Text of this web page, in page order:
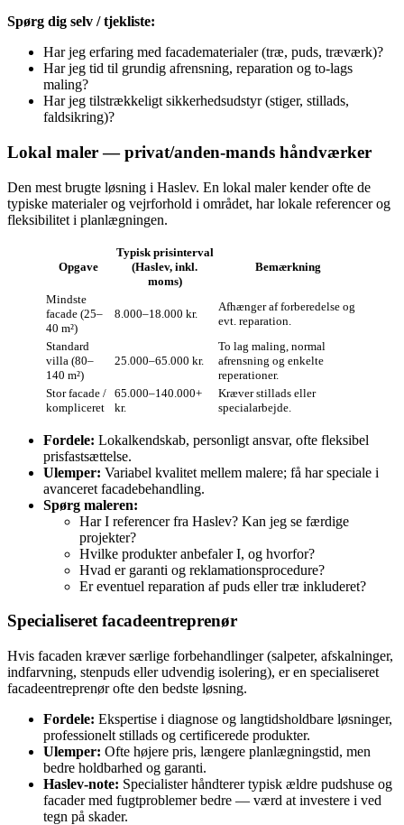
Spørg dig selv / tjekliste:
Har jeg erfaring med facadematerialer (træ, puds, træværk)?
Har jeg tid til grundig afrensning, reparation og to‑lags
maling?
Har jeg tilstrækkeligt sikkerhedsudstyr (stiger, stillads,
faldsikring)?
Lokal maler — privat/anden‑mands håndværker
Den mest brugte løsning i Haslev. En lokal maler kender ofte de
typiske materialer og vejrforhold i området, har lokale referencer og
fleksibilitet i planlægningen.
Opgave
Typisk prisinterval
(Haslev, inkl.
moms)
Bemærkning
Mindste
facade (25–
40 m²)
8.000–18.000 kr.
Afhænger af forberedelse og
evt. reparation.
Standard
villa (80–
140 m²)
25.000–65.000 kr.
To lag maling, normal
afrensning og enkelte
reperationer.
Stor facade /
kompliceret
65.000–140.000+
kr.
Kræver stillads eller
specialarbejde.
Fordele: Lokalkendskab, personligt ansvar, ofte fleksibel
prisfastsættelse.
Ulemper: Variabel kvalitet mellem malere; få har speciale i
avanceret facadebehandling.
Spørg maleren:
Har I referencer fra Haslev? Kan jeg se færdige
projekter?
Hvilke produkter anbefaler I, og hvorfor?
Hvad er garanti og reklamationsprocedure?
Er eventuel reparation af puds eller træ inkluderet?
Specialiseret facadeentreprenør
Hvis facaden kræver særlige forbehandlinger (salpeter, afskalninger,
indfarvning, stenpuds eller udvendig isolering), er en specialiseret
facadeentreprenør ofte den bedste løsning.
Fordele: Ekspertise i diagnose og langtidsholdbare løsninger,
professionelt stillads og certificerede produkter.
Ulemper: Ofte højere pris, længere planlægningstid, men
bedre holdbarhed og garanti.
Haslev‑note: Specialister håndterer typisk ældre pudshuse og
facader med fugtproblemer bedre — værd at investere i ved
tegn på skader.